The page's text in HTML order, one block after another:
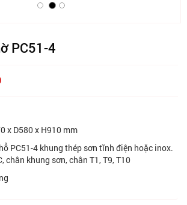
PC51-4
x D580 x H910 mm
PC51-4 khung thép sơn tĩnh điện hoặc inox.
chân khung sơn, chân T1, T9, T10